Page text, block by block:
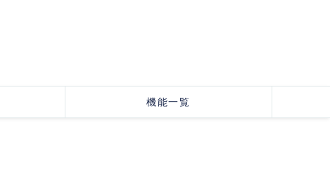
機能一覧